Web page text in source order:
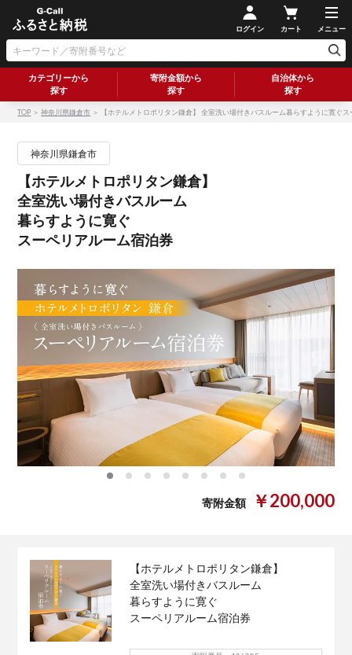
ログイン カート メニュー
カテゴリーから
探す
寄附金額から
探す
自治体から
探す
TOP ＞神奈川県鎌倉市 ＞ 【ホテルメトロポリタン鎌倉】 全室洗い場付きバスルーム暮らすように寛ぐ
神奈川県鎌倉市
【ホテルメトロポリタン鎌倉】
全室洗い場付きバスルーム
暮らすように寛ぐ
スーペリアルーム宿泊券
寄附金額 ￥200,000
【ホテルメトロポリタン鎌倉】
全室洗い場付きバスルーム
暮らすように寛ぐ
スーペリアルーム宿泊券